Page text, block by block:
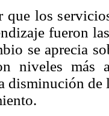
que los
fueron
se aprecia
niveles más
disminución